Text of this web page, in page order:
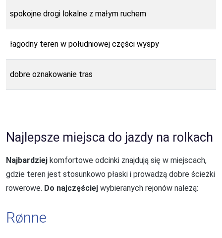
spokojne drogi lokalne z małym ruchem
łagodny teren w południowej części wyspy
dobre oznakowanie tras
Najlepsze miejsca do jazdy na rolkach
Najbardziej komfortowe odcinki znajdują się w miejscach,
gdzie teren jest stosunkowo płaski i prowadzą dobre ścieżki
rowerowe. Do najczęściej wybieranych rejonów należą:
Rønne